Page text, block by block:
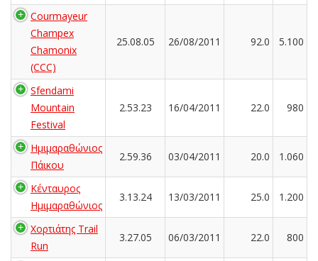
Courmayeur
Champex
Chamonix
(CCC)
25.08.05 26/08/2011 92.0 5.100
Sfendami
Mountain
Festival
2.53.23 16/04/2011 22.0 980
Ημιμαραθώνιος
Πάικου
2.59.36 03/04/2011 20.0 1.060
Κένταυρος
Ημιμαραθώνιος
3.13.24 13/03/2011 25.0 1.200
Χορτιάτης Trail
Run
3.27.05 06/03/2011 22.0 800